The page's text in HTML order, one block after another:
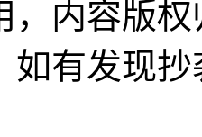
，内容版
如有发现